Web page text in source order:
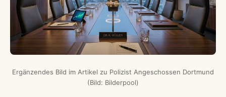
Ergänzendes Bild im Artikel zu Polizist Angeschossen Dortmund
(Bild: Bilderpool)